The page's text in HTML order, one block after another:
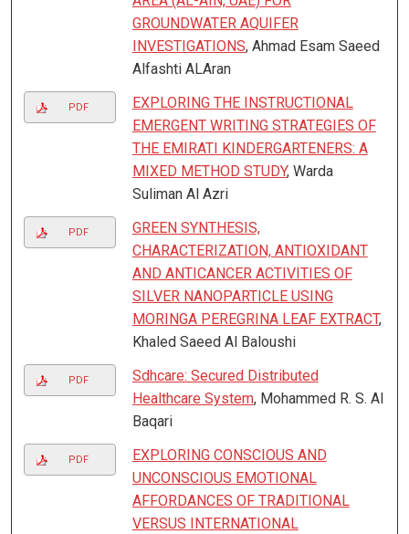
GROUNDWATER AQUIFER
INVESTIGATIONS, Ahmad Esam Saeed
Alfashti ALAran
PDF
EXPLORING THE INSTRUCTIONAL
EMERGENT WRITING STRATEGIES OF
THE EMIRATI KINDERGARTENERS: A
MIXED METHOD STUDY, Warda
Suliman Al Azri
PDF
GREEN SYNTHESIS,
CHARACTERIZATION, ANTIOXIDANT
AND ANTICANCER ACTIVITIES OF
SILVER NANOPARTICLE USING
MORINGA PEREGRINA LEAF EXTRACT,
Khaled Saeed Al Baloushi
PDF
Sdhcare: Secured Distributed
Healthcare System, Mohammed R. S. Al
Baqari
PDF
EXPLORING CONSCIOUS AND
UNCONSCIOUS EMOTIONAL
AFFORDANCES OF TRADITIONAL
VERSUS INTERNATIONAL